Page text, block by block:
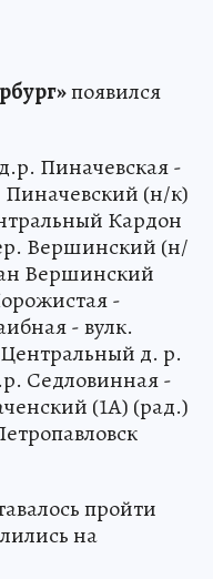
появился
Пиначевская -
(н/к)
Кардон
Вершинский (н/
Вершинский
-
- вулк.
д. р.
Седловинная -
(1А) (рад.)
пройти
на